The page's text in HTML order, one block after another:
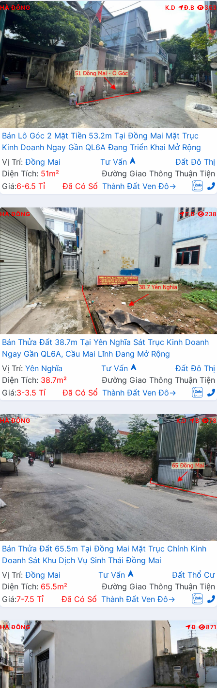
HÀ ĐÔNG K.D Đ.B 353
Bán Lô Góc 2 Mặt Tiền 53.2m Tại Đồng Mai Mặt Trục
Kinh Doanh Ngay Gần QL6A Đang Triển Khai Mở Rộng
Vị Trí: Đồng Mai Tư Vấn
Đất Đô Thị
Diện Tích: 51m²
Đường Giao Thông Thuận Tiện
Giá:6-6.5 Tỉ Đã Có Sổ Thành Đất Ven Đô→
HÀ ĐÔNG T.B 238
Bán Thửa Đất 38.7m Tại Yên Nghĩa Sát Trục Kinh Doanh
Ngay Gần QL6A, Cầu Mai Lĩnh Đang Mở Rộng
Vị Trí: Yên Nghĩa Tư Vấn
Đất Đô Thị
Diện Tích: 38.7m²
Đường Giao Thông Thuận Tiện
Giá:3-3.5 Tỉ Đã Có Sổ Thành Đất Ven Đô→
HÀ ĐÔNG K.D B 78
Bán Thửa Đất 65.5m Tại Đồng Mai Mặt Trục Chính Kinh
Doanh Sát Khu Dịch Vụ Sinh Thái Đồng Mai
Vị Trí: Đồng Mai Tư Vấn
Đất Thổ Cư
Diện Tích: 65.5m²
Đường Giao Thông Thuận Tiện
Giá:7-7.5 Tỉ Đã Có Sổ Thành Đất Ven Đô→
HÀ ĐÔNG Đ 871